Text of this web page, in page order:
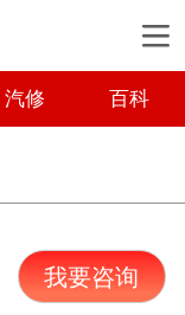
汽修 百科
我要咨询